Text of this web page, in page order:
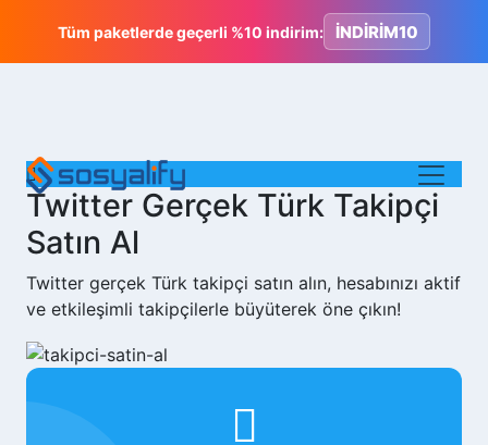
Tüm paketlerde geçerli %10 indirim: İNDİRİM10
Twitter Gerçek Türk Takipçi
Satın Al
Twitter gerçek Türk takipçi satın alın, hesabınızı aktif
ve etkileşimli takipçilerle büyüterek öne çıkın!